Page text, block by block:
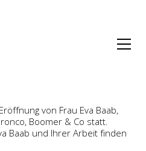
von Frau Eva Baab,
Boomer & Co statt.
Baab und Ihrer Arbeit finden